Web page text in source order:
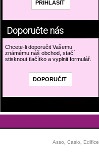
Doporučte nás
Chcete-li doporučit Vašemu
známému náš obchod, stačí
stisknout tlačítko a vyplnit formulář.
Asso
Casio Edifice